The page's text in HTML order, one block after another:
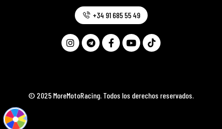
© 2025 MoreMotoRacing. Todos los derechos reservados.
+34 91 685 55 49